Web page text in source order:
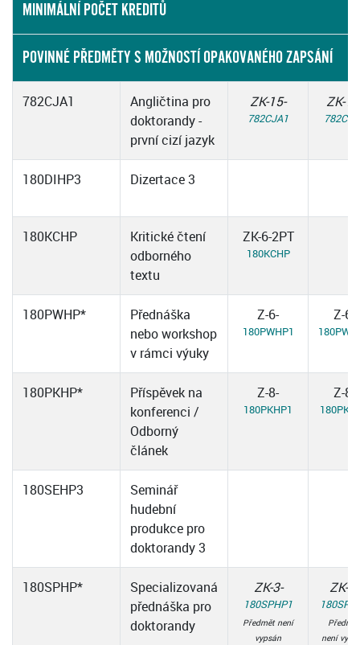
MINIMÁLNÍ POČET KREDITŮ
POVINNÉ PŘEDMĚTY S MOŽNOSTÍ OPAKOVANÉHO ZAPSÁNÍ
782CJA1
Angličtina pro
doktorandy -
první cizí jazyk
ZK-15-
782CJA1
ZK-
180DIHP3 Dizertace 3
180KCHP
Kritické čtení
odborného
textu
ZK-6-2PT
180KCHP
180PWHP*
Přednáška
nebo workshop
v rámci výuky
Z-6-
180PWHP1
Z-6-
180PKHP*
Příspěvek na
konferenci /
Odborný
článek
Z-8-
180PKHP1
Z-8-
180SEHP3
Seminář
hudební
produkce pro
doktorandy 3
180SPHP*
Specializovaná
přednáška pro
doktorandy
ZK-3-
180SPHP1
Předmět není
vypsán
ZK-3-
Předmět
není